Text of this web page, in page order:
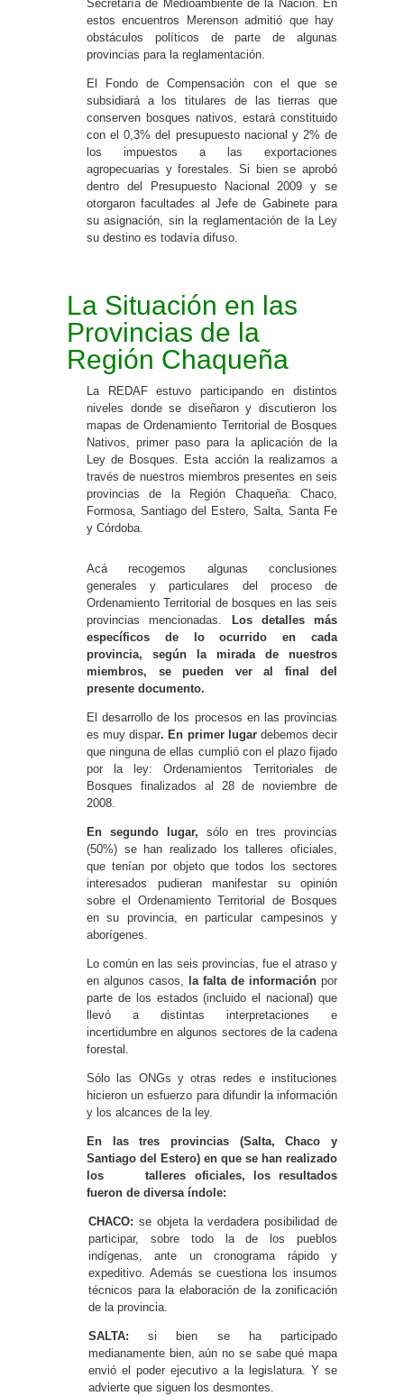
Secretaría de Medioambiente de la Nación. En
estos encuentros Merenson admitió que hay
obstáculos políticos de parte de algunas
provincias para la reglamentación.
El Fondo de Compensación con el que se
subsidiará a los titulares de las tierras que
conserven bosques nativos, estará constituido
con el 0,3% del presupuesto nacional y 2% de
los impuestos a las exportaciones
agropecuarias y forestales. Si bien se aprobó
dentro del Presupuesto Nacional 2009 y se
otorgaron facultades al Jefe de Gabinete para
su asignación, sin la reglamentación de la Ley
su destino es todavía difuso.
La Situación en las
Provincias de la
Región Chaqueña
La REDAF estuvo participando en distintos
niveles donde se diseñaron y discutieron los
mapas de Ordenamiento Territorial de Bosques
Nativos, primer paso para la aplicación de la
Ley de Bosques. Esta acción la realizamos a
través de nuestros miembros presentes en seis
provincias de la Región Chaqueña: Chaco,
Formosa, Santiago del Estero, Salta, Santa Fe
y Córdoba.
Acá recogemos algunas conclusiones
generales y particulares del proceso de
Ordenamiento Territorial de bosques en las seis
provincias mencionadas. Los detalles más
específicos de lo ocurrido en cada
provincia, según la mirada de nuestros
miembros, se pueden ver al final del
presente documento.
El desarrollo de los procesos en las provincias
es muy dispar. En primer lugardebemos decir
que ninguna de ellas cumplió con el plazo fijado
por la ley: Ordenamientos Territoriales de
Bosques finalizados al 28 de noviembre de
2008.
En segundo lugar, sólo en tres provincias
(50%) se han realizado los talleres oficiales,
que tenían por objeto que todos los sectores
interesados pudieran manifestar su opinión
sobre el Ordenamiento Territorial de Bosques
en su provincia, en particular campesinos y
aborígenes.
Lo común en las seis provincias, fue el atraso y
en algunos casos, la falta de información por
parte de los estados (incluido el nacional) que
llevó a distintas interpretaciones e
incertidumbre en algunos sectores de la cadena
forestal.
Sólo las ONGs y otras redes e instituciones
hicieron un esfuerzo para difundir la información
y los alcances de la ley.
En las tres provincias (Salta, Chaco y
Santiago del Estero) en que se han realizado
los talleres oficiales, los resultados
fueron de diversa índole:
CHACO: se objeta la verdadera posibilidad de
participar, sobre todo la de los pueblos
indígenas, ante un cronograma rápido y
expeditivo. Además se cuestiona los insumos
técnicos para la elaboración de la zonificación
de la provincia.
SALTA: si bien se ha participado
medianamente bien, aún no se sabe qué mapa
envió el poder ejecutivo a la legislatura. Y se
advierte que siguen los desmontes.